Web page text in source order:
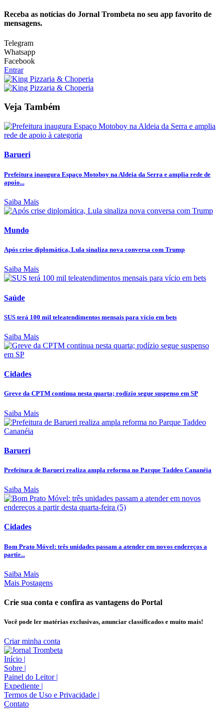
Receba as notícias do Jornal Trombeta no seu app favorito de
mensagens.
Telegram
Whatsapp
Facebook
Entrar
Veja Também
Barueri
Prefeitura inaugura Espaço Motoboy na Aldeia da Serra e amplia rede de
apoio...
Saiba Mais
Mundo
Após crise diplomática, Lula sinaliza nova conversa com Trump
Saiba Mais
Saúde
SUS terá 100 mil teleatendimentos mensais para vício em bets
Saiba Mais
Cidades
Greve da CPTM continua nesta quarta; rodízio segue suspenso em SP
Saiba Mais
Barueri
Prefeitura de Barueri realiza ampla reforma no Parque Taddeo Cananéia
Saiba Mais
Cidades
Bom Prato Móvel: três unidades passam a atender em novos endereços a
partir...
Saiba Mais
Mais Postagens
Crie sua conta e confira as vantagens do Portal
Você pode ler matérias exclusivas, anunciar classificados e muito mais!
Criar minha conta
Início |
Sobre |
Painel do Leitor |
Expediente |
Termos de Uso e Privacidade |
Contato